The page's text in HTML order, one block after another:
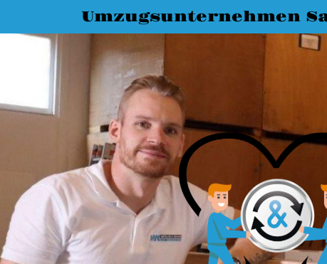
Umzugsunternehmen